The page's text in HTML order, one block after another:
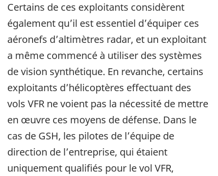
Certains de ces exploitants considèrent
également qu’il est essentiel d’équiper ces
aéronefs d’altimètres radar, et un exploitant
a même commencé à utiliser des systèmes
de vision synthétique. En revanche, certains
exploitants d’hélicoptères effectuant des
vols VFR ne voient pas la nécessité de mettre
en œuvre ces moyens de défense. Dans le
cas de GSH, les pilotes de l’équipe de
direction de l’entreprise, qui étaient
uniquement qualifiés pour le vol VFR,